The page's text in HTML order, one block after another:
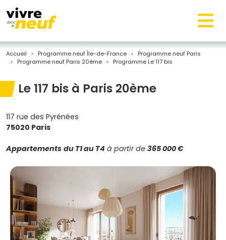
Accueil Programme neuf Île-de-France
Programme neuf Paris
Programme neuf Paris 20ème
Programme Le 117 bis
Le 117 bis à Paris 20ème
117 rue des Pyrénées
75020 Paris
Appartements du T1 au T4 à partir de 365 000 €